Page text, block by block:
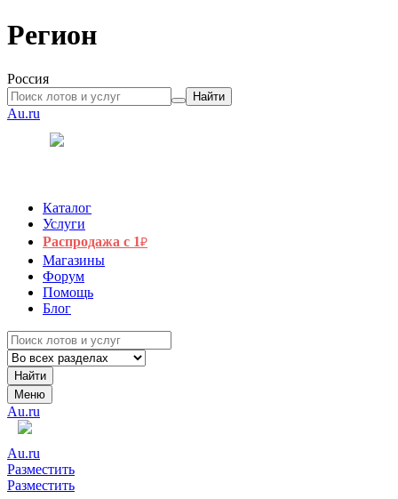
Регион
Россия
Найти
Au.ru
Каталог
Услуги
Распродажа с 1₽
Магазины
Форум
Помощь
Блог
Найти
Меню
Au.ru
Au.ru
Разместить
Разместить